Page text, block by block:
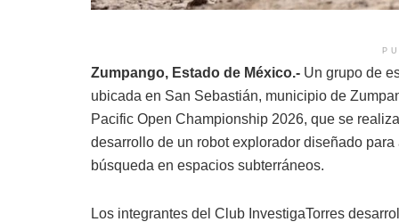
Zumpango, Estado de México.- Un grupo de
ubicada en San Sebastián, municipio de
Pacific Open Championship 2026, que se
desarrollo de un robot explorador diseñado
búsqueda en espacios subterráneos.
Los integrantes del Club InvestigaTorres